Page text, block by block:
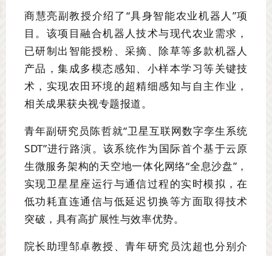
商慧亮副教授介绍了“具身智能农业机器人”项
目。该项目融合机器人技术与现代农业需求，
已研制出智能授粉、采摘、除草等多款机器人
产品，集成多模态感知、小样本学习等关键技
术，实现农田环境的超精细感知与自主作业，
相关成果获央视专题报道。
青年副研究员陈哲就“卫星互联网数字孪生系统
SDT”进行路演。该系统作为国际首个基于云原
生微服务架构的天空地一体化网络“全息沙盘”，
实现卫星星座运行与通信过程的实时模拟，在
低功耗直连通信与低延迟切换等方面取得技术
突破，具有高扩展性与效率优势。
院长助理邹卓教授、青年研究员沈超也分别介